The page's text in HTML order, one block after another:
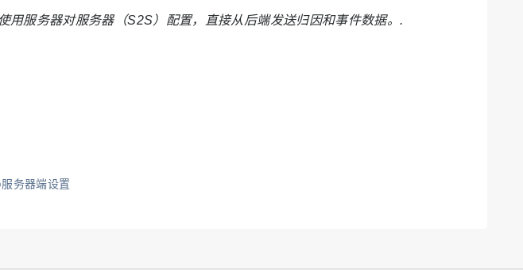
用服务器对服务器（S2S）配置，直接从后端发送归因和事件数据。.
务器端设置